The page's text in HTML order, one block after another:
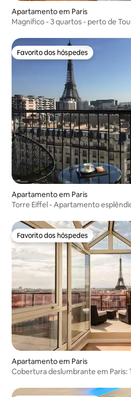
Apartamento em Paris
Magnífico - 3 quartos - perto de
Favorito dos hóspedes
Favorito dos hóspedes
Apartamento em Paris
Torre Eiffel - Apartamento
Favorito dos hóspedes
Favorito dos hóspedes
Apartamento em Paris
Cobertura deslumbrante em Paris: